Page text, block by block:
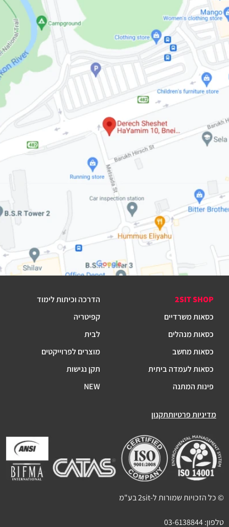
2SIT SHOP
כסאות משרדיים
כסאות מנהלים
כסאות מחשב
כסאות לעמדה ביתית
פינות המתנה
הדרכה וכיתות לימוד
קפיטריה
לבית
מוצרים לפרוייקטים
תקן נגישות
NEW
מדיניות פרטיותתקנון
© כל הזכויות שמורות ל-2sit בע"מ
טלפון:03-6138844